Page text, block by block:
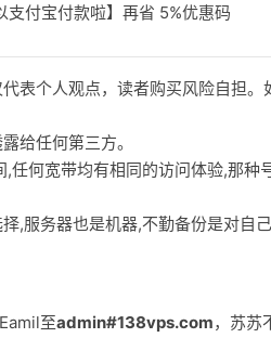
付宝付款啦】再省 5%优惠码
表个人观点，读者购买风险自担
给任何第三方。
任何宽带均有相同的访问体验,那种
,服务器也是机器,不勤备份是对自
至admin#138vps.com，苏苏